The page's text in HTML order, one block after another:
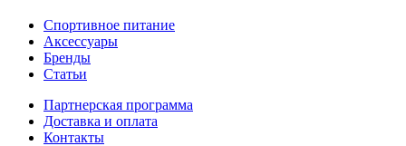
Спортивное питание
Аксессуары
Бренды
Статьи
Партнерская программа
Доставка и оплата
Контакты